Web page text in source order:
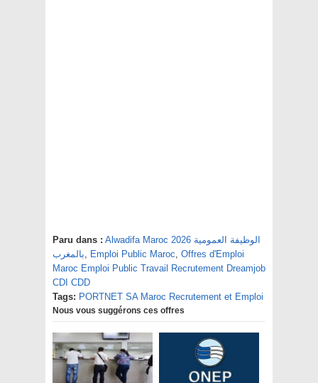
Paru dans : Alwadifa Maroc 2026 الوظيفة العمومية
بالمغرب, Emploi Public Maroc, Offres d'Emploi
Maroc Emploi Public Travail Recrutement Dreamjob
CDI CDD
Tags: PORTNET SA Maroc Recrutement et Emploi
Nous vous suggérons ces offres